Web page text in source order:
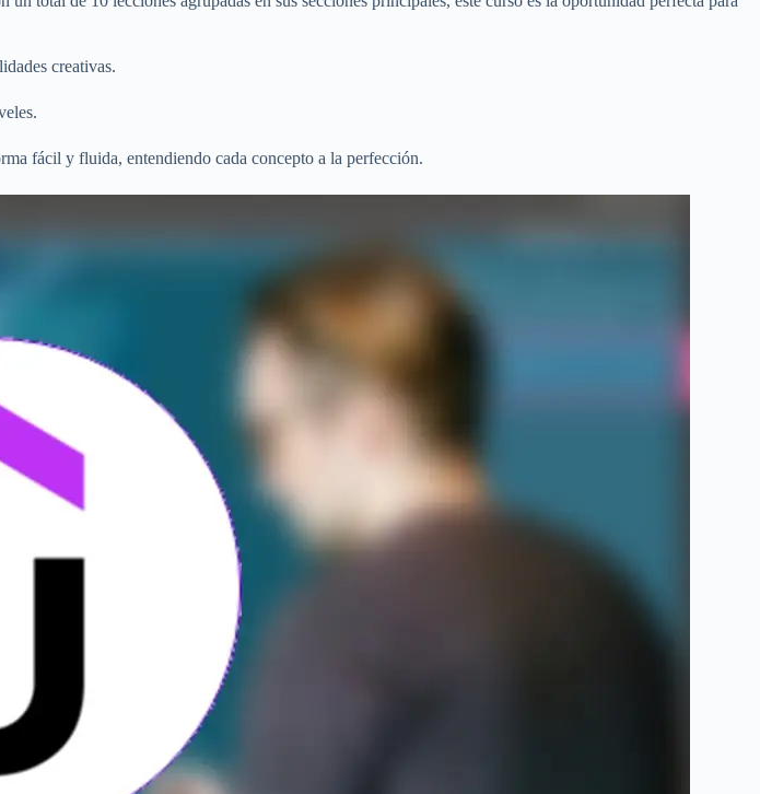
creativas.
fácil y fluida, entendiendo cada concepto a la perfección.